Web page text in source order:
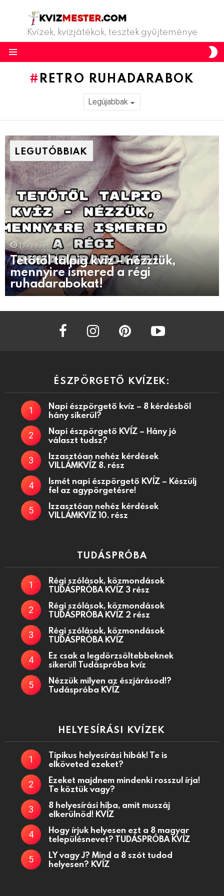
Kvízek, kvízjátékok, tesztek gyűjteménye
RETRO RUHADARABOK
LEGUTÓBBIAK
1.7k nézettség
Tetőtől talpig kvíz – nézzzük,
mennyire ismered a régi
ruhadarabokat!
facebook instagram
ÉSZPÖRGETŐ KVÍZEK:
Napi észpörgető kvíz – 8 kérdésből
hány sikerül?
Napi észpörgető KVÍZ – Hány jó
választ tudsz?
Izzasztóan nehéz kérdések
VILLÁMKVÍZ 8. rész
Ismét napi észpörgető KVÍZ – Készülj
fel az agypörgetésre!
Izzasztóan nehéz kérdések
VILLÁMKVÍZ 10. rész
TUDÁSPRÓBA
Régi szólások, közmondások
TUDÁSPRÓBA KVÍZ 3 rész
Régi szólások, közmondások
TUDÁSPRÓBA KVÍZ 2 rész
Régi szólások, közmondások
TUDÁSPRÓBA KVÍZ
Ez csak a legdörzsöltebbeknek
sikerül! Tudáspróba kvíz
Nézzük milyen az észjárásod!?
Tudáspróba KVÍZ
HELYESÍRÁSI KVÍZEK
Tipikus helyesírási hibák! Te is
elköveted ezeket?
Ezeket majdnem mindenki rosszul írja!
Te köztük vagy?
8 helyesírási hiba, amit muszáj
elkerülnöd! KVÍZ
Hogy írjuk helyesen ezt a 8 magyar
településnevet? TUDÁSPRÓBA KVÍZ
LY vagy J? Mind a 8 szót tudod
helyesen? KVÍZ